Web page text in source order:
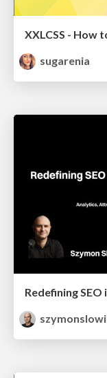
XXLCSS - How
sugarenia